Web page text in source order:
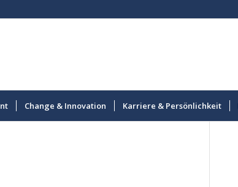
Change & Innovation Karriere & Persönlichkeit